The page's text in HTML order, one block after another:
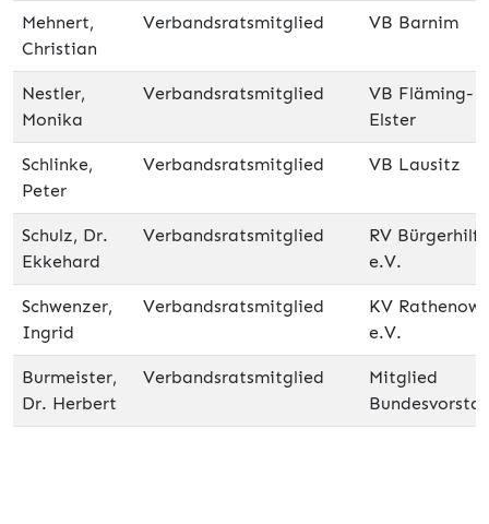
Mehnert,
Christian
Verbandsratsmitglied VB Barnim
Nestler,
Monika
Verbandsratsmitglied
VB Fläming-
Elster
Schlinke,
Peter
Verbandsratsmitglied VB Lausitz
Schulz, Dr.
Ekkehard
Verbandsratsmitglied
RV Bürgerhilfe
e.V.
Schwenzer,
Ingrid
Verbandsratsmitglied
KV Rathenow
e.V.
Burmeister,
Dr. Herbert
Verbandsratsmitglied
Mitglied